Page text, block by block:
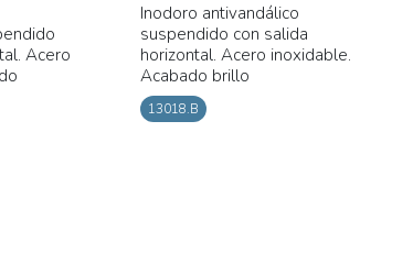
Acero
Inodoro antivandálico
suspendido con salida
horizontal. Acero inoxidable.
Acabado brillo
13018.B